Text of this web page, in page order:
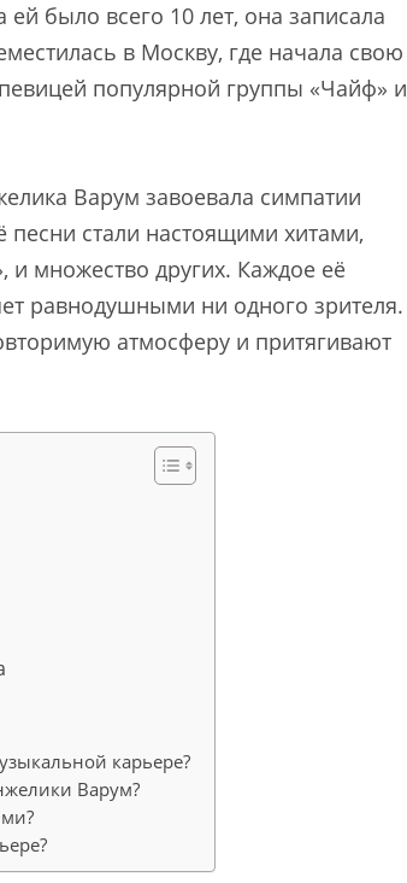
ей было всего 10 лет, она записала
в Москву, где начала свою
популярной группы «Чайф» и
Варум завоевала симпатии
стали настоящими хитами,
и множество других. Каждое её
равнодушными ни одного зрителя.
атмосферу и притягивают
карьере?
Варум?